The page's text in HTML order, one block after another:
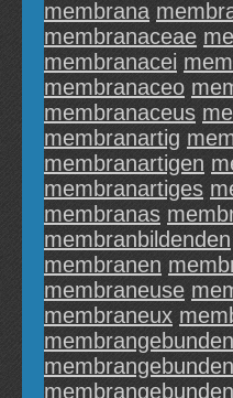
membrana
membranaceae
membranacei
membranaceo
membranaceus
membranartig
membranartigen
membranartiges
membranas
membranbildenden
membranen
membraneuse
membraneux